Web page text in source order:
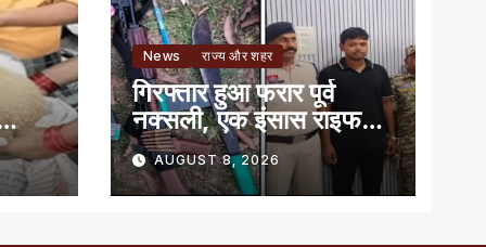
News राज्य और शहर
गिरफ्तार हुआ फरार पूर्व
नक्सली, एक इंसास राइफल,
कारतूस और तलवार जब्त
AUGUST 8, 2026